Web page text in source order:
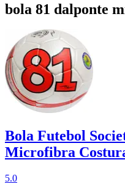
bola 81 dalponte
Bola Futebol
Microfibra
5.0